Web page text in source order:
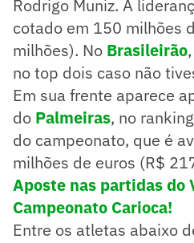
Rodrigo Muniz. A
cotado em 150 milhões
milhões). No Brasileirão
no top dois caso não
Em sua frente aparece
do Palmeiras, no
do campeonato, que é
milhões de euros (R$
Aposte nas partidas do
Campeonato Carioca!
Entre os atletas abaixo